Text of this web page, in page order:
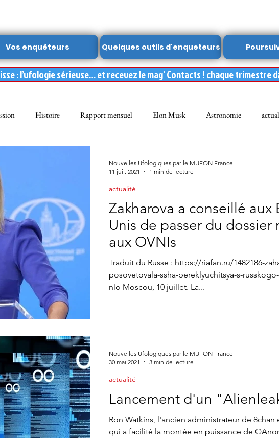
Vos enquêteurs Quelques outils d'enqueteurs
: l’ufologie sérieuse… et recevez le mag' Contacts ! chaque trimestre
Histoire Rapport mensuel Elon Musk Astronomie
ARCHIVES
Appel à témoin article Gildas Bourdais
Zakharova a conseillé aux
Unis de passer du dossier
aux OVNIs
Traduit du Russe : https://riafan.ru/1482186-
posovetovala-ssha-pereklyuchitsya-s-
nlo Moscou, 10 juillet. La...
actualité
Nouvelles Ufologiques par le MUFON France
11 juil. 2021
1 min de lecture
Lancement d'un
Ron Watkins, l'ancien administrateur de
qui a facilité la montée en puissance de
actualité
Nouvelles Ufologiques par le MUFON France
30 mai 2021
3 min de lecture